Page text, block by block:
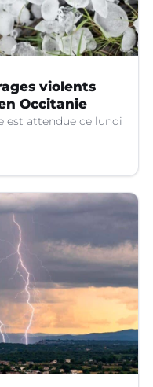
violents
Occitanie
est attendue ce lundi